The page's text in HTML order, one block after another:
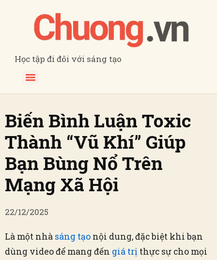
Học tập đi đôi với sáng tạo
Biến Bình Luận Toxic
Thành “Vũ Khí” Giúp
Bạn Bùng Nổ Trên
Mạng Xã Hội
22/12/2025
Là một nhà sáng tạo nội dung, đặc biệt khi bạn
dùng video để mang đến giá trị thực sự cho mọi